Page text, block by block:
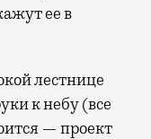
ее в
лестнице
к небу (все
— проект